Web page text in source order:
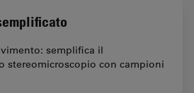
semplifica il
stereomicroscopio con campioni